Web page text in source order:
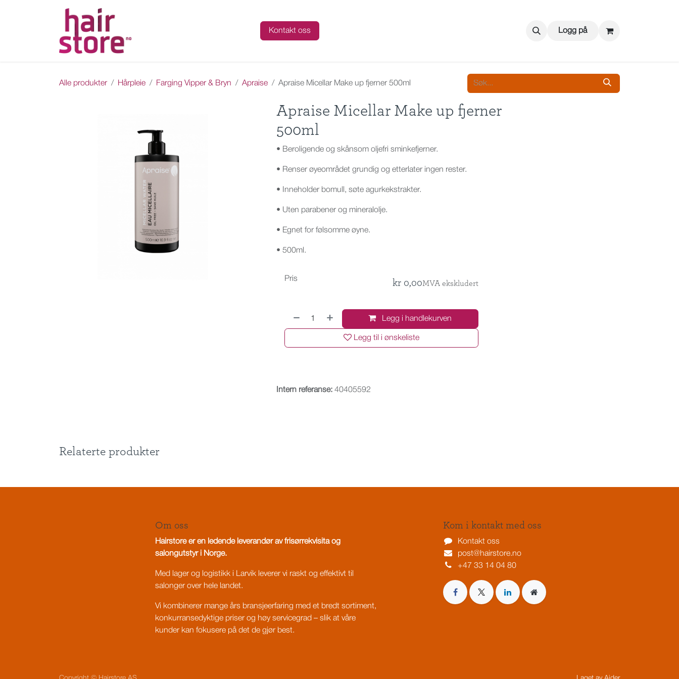
Kontakt oss Logg på
Alle produkter Hårpleie Farging Vipper & Bryn Apraise Apraise Micellar Make up fjerner 500ml
Apraise Micellar Make up fjerner
500ml
• Beroligende og skånsom oljefri sminkefjerner.
• Renser øyeområdet grundig og etterlater ingen rester.
• Inneholder bomull, søte agurkekstrakter.
• Uten parabener og mineralolje.
• Egnet for følsomme øyne.
• 500ml.
Legg i handlekurven
Legg til i ønskeliste
Pris kr 0,00MVA ekskludert
Intern referanse: 40405592
Relaterte produkter
Om oss
Hairstore er en ledende leverandør av frisørrekvisita og
salongutstyr i Norge.
Med lager og logistikk i Larvik leverer vi raskt og effektivt til
salonger over hele landet.
Vi kombinerer mange års bransjeerfaring med et bredt sortiment,
konkurransedyktige priser og høy servicegrad – slik at våre
kunder kan fokusere på det de gjør best.
Kom i kontakt med oss
Kontakt oss
post@hairstore.no
+47 33 14 04 80